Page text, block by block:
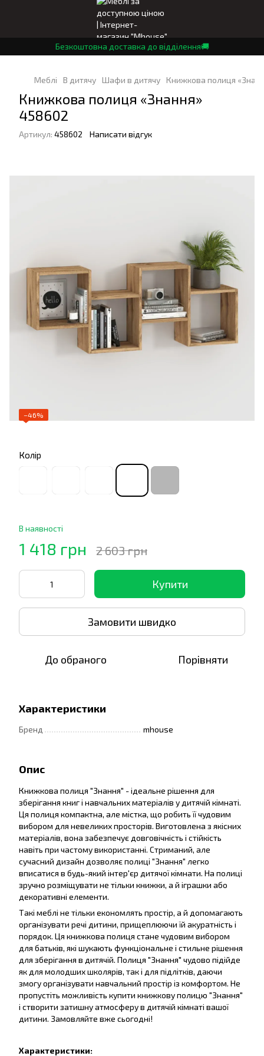
Безкоштовна доставка до відділення🚚
Меблі В дитячу Шафи в дитячу Книжкова полиця
Книжкова полиця «Знання»
458602
Артикул: 458602 Написати відгук
−46%
Колір
В наявності
1 418 грн 2 603 грн
Купити
Замовити швидко
До обраного Порівняти
Характеристики
Бренд mhouse
Опис
Книжкова полиця "Знання" - ідеальне рішення для
зберігання книг і навчальних матеріалів у дитячій кімнаті.
Ця полиця компактна, але містка, що робить її чудовим
вибором для невеликих просторів. Виготовлена з якісних
матеріалів, вона забезпечує довговічність і стійкість
навіть при частому використанні. Стриманий, але
сучасний дизайн дозволяє полиці "Знання" легко
вписатися в будь-який інтер'єр дитячої кімнати. На полиці
зручно розміщувати не тільки книжки, а й іграшки або
декоративні елементи.
Такі меблі не тільки економлять простір, а й допомагають
організувати речі дитини, прищеплюючи їй акуратність і
порядок. Ця книжкова полиця стане чудовим вибором
для батьків, які шукають функціональне і стильне рішення
для зберігання в дитячій. Полиця "Знання" чудово підійде
як для молодших школярів, так і для підлітків, даючи
змогу організувати навчальний простір із комфортом. Не
пропустіть можливість купити книжкову полицю "Знання"
і створити затишну атмосферу в дитячій кімнаті вашої
дитини. Замовляйте вже сьогодні!
Характеристики: